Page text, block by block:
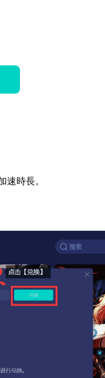
時長。